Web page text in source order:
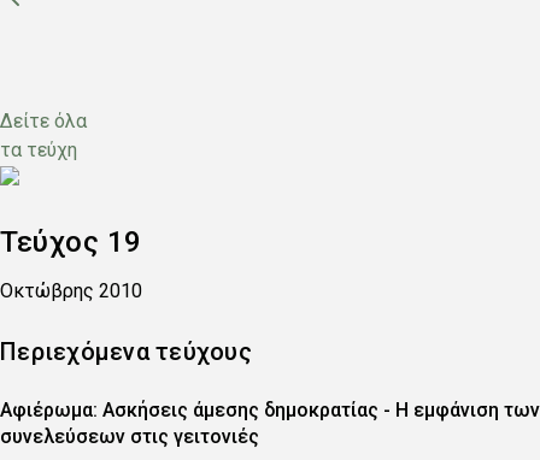
Δείτε όλα
τα τεύχη
Εξώφυλλο
Τεύχος 19
Ημερομηνία
Οκτώβρης 2010
Περιεχόμενα τεύχους
Αφιέρωμα: Ασκήσεις άμεσης δημοκρατίας - Η εμφάνιση των
συνελεύσεων στις γειτονιές